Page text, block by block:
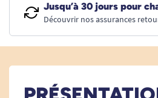
Jusqu’à 30 jours pour
Découvrir nos assurances